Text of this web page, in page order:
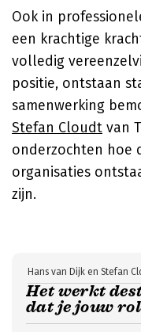
Ook in
een krachtige
volledig
positie, ontstaan
samenwerking
Stefan Cloudt van
onderzochten hoe
organisaties
zijn.
Het werkt
dat je jouw
Hans van Dijk en Stefan